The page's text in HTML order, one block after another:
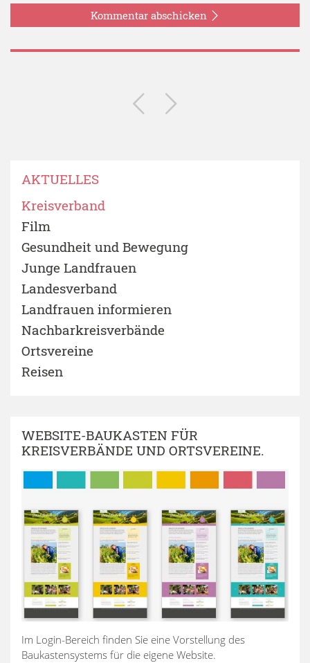
Kommentar abschicken
AKTUELLES
Kreisverband
Film
Gesundheit und Bewegung
Junge Landfrauen
Landesverband
Landfrauen informieren
Nachbarkreisverbände
Ortsvereine
Reisen
WEBSITE-BAUKASTEN FÜR
KREISVERBÄNDE UND ORTSVEREINE.
Im Login-Bereich finden Sie eine Vorstellung des
Baukastensystems für die eigene Website.